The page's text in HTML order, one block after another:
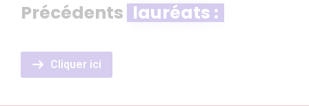
Précédents lauréats :
Cliquer ici